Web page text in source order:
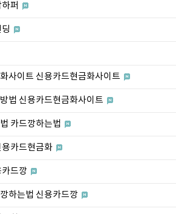
퍼
사이트 신용카드현금화사이트
법 신용카드현금화사이트
카드깡하는법
카드현금화
드깡
하는법 신용카드깡